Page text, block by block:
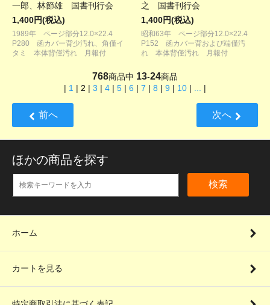
一郎、林節雄 国書刊行会
1,400円(税込)
1989年 ページ部分12.0×22.4
P280 函カバー背少汚れ、角僅イ
タミ 本体背僅汚れ 月報付
之 国書刊行会
1,400円(税込)
昭和63年 ページ部分12.0×22.4
P152 函カバー背および端僅汚
れ 本体背僅汚れ 月報付
768商品中 13-24商品
| 1 | 2 | 3 | 4 | 5 | 6 | 7 | 8 | 9 | 10 | ... |
前へ 次へ
ほかの商品を探す
検索
ホーム
カートを見る